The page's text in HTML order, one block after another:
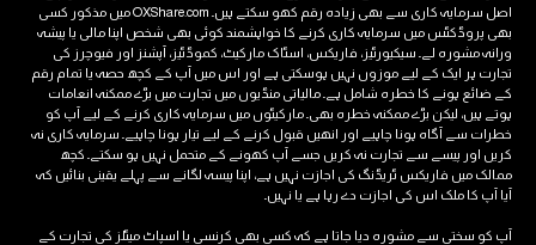
اصل سرمایہ کاری سے بھی زیادہ رقم کھو سکتے ہیں۔ OXShare.com میں مذکور کسی
بھی پروڈکٹس میں سرمایہ کاری کرنے کا خواہشمند کوئی بھی شخص اپنا مالی یا پیشہ
ورانہ مشورہ لے۔ سیکیورٹیز، فاریکس، اسٹاک مارکیٹ، کموڈٹیز، آپشنز اور فیوچرز کی
تجارت ہر ایک کے لیے موزوں نہیں ہوسکتی ہے اور اس میں آپ کے کچھ حصہ یا تمام رقم
کے ضائع ہونے کا خطرہ شامل ہے۔ مالیاتی منڈیوں میں تجارت میں بڑے ممکنہ انعامات
ہوتے ہیں، لیکن بڑے ممکنہ خطرہ بھی۔ مارکیٹوں میں سرمایہ کاری کرنے کے لیے آپ کو
خطرات سے آگاہ ہونا چاہیے اور انھیں قبول کرنے کے لیے تیار ہونا چاہیے۔ سرمایہ کاری نہ
کریں اور پیسے سے تجارت نہ کریں جسے آپ کھونے کے متحمل نہیں ہو سکتے۔ کچھ
ممالک میں فاریکس ٹریڈنگ کی اجازت نہیں ہے، اپنا پیسہ لگانے سے پہلے یقینی بنائیں کہ
آیا آپ کا ملک اس کی اجازت دے رہا ہے یا نہیں۔
آپ کو سختی سے مشورہ دیا جاتا ہے کہ کسی بھی کرنسی یا اسپاٹ میٹلز کی تجارت کے